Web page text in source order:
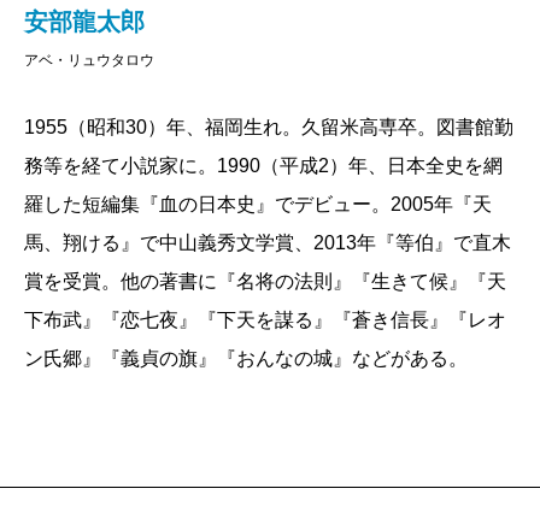
安部龍太郎
アベ・リュウタロウ
1955（昭和30）年、福岡生れ。久留米高専卒。図書館勤
務等を経て小説家に。1990（平成2）年、日本全史を網
羅した短編集『血の日本史』でデビュー。2005年『天
馬、翔ける』で中山義秀文学賞、2013年『等伯』で直木
賞を受賞。他の著書に『名将の法則』『生きて候』『天
下布武』『恋七夜』『下天を謀る』『蒼き信長』『レオ
ン氏郷』『義貞の旗』『おんなの城』などがある。